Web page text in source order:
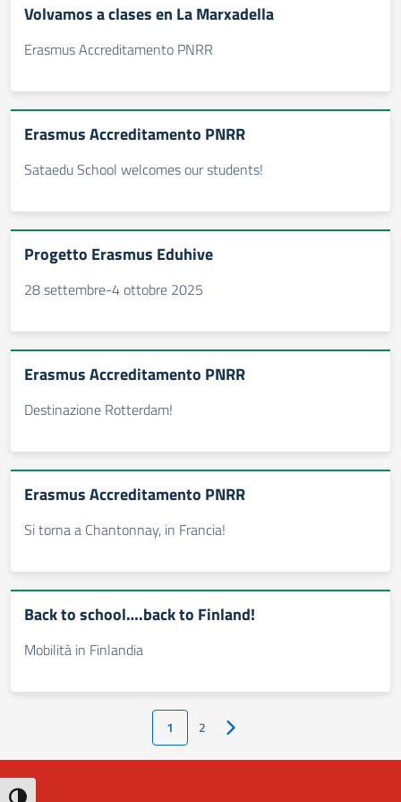
Volvamos a clases en La Marxadella
Erasmus Accreditamento PNRR
Erasmus Accreditamento PNRR
Sataedu School welcomes our students!
Progetto Erasmus Eduhive
28 settembre-4 ottobre 2025
Erasmus Accreditamento PNRR
Destinazione Rotterdam!
Erasmus Accreditamento PNRR
Si torna a Chantonnay, in Francia!
Back to school….back to Finland!
Mobilità in Finlandia
1 2 Pagina successiva